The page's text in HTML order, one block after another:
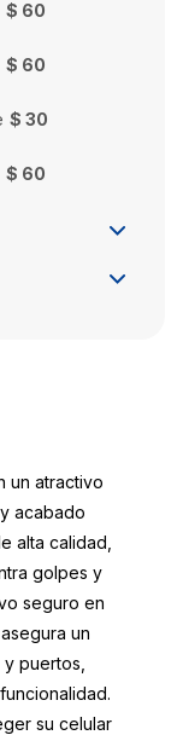
$ 60
$ 60
$ 30
$ 60
un atractivo
acabado
alta calidad,
golpes y
seguro en
un
puertos,
su celular